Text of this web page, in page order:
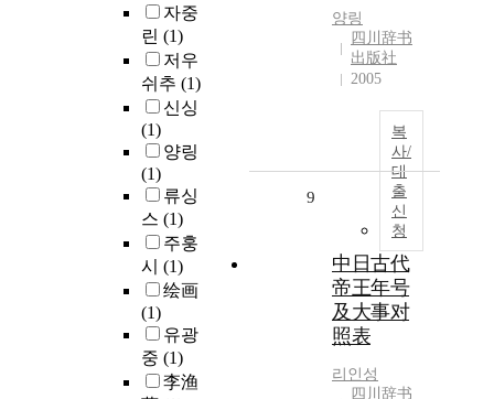
자중
린 (1)
저우
쉬추 (1)
신싱
(1)
양링
(1)
류싱
스 (1)
주훙
시 (1)
绘画
(1)
유광
중 (1)
李渔
양링
四川辞书
出版社
2005
복
사/
대
출
신
청
9
中日古代
帝王年号
及大事对
照表
리인성
四川辞书